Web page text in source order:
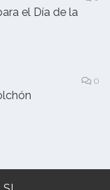
el Día de la
0